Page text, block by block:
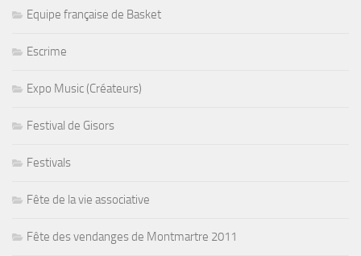
Equipe française de Basket
Escrime
Expo Music (Créateurs)
Festival de Gisors
Festivals
Fête de la vie associative
Fête des vendanges de Montmartre 2011